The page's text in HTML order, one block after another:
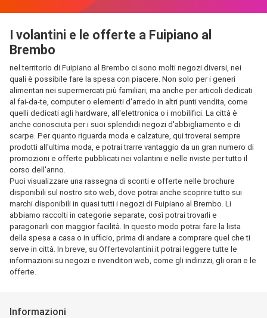
I volantini e le offerte a Fuipiano al
Brembo
nel territorio di Fuipiano al Brembo ci sono molti negozi diversi, nei
quali è possibile fare la spesa con piacere. Non solo per i generi
alimentari nei supermercati più familiari, ma anche per articoli dedicati
al fai-da-te, computer o elementi d'arredo in altri punti vendita, come
quelli dedicati agli hardware, all'elettronica o i mobilifici. La città è
anche conosciuta per i suoi splendidi negozi d'abbigliamento e di
scarpe. Per quanto riguarda moda e calzature, qui troverai sempre
prodotti all'ultima moda, e potrai trarre vantaggio da un gran numero di
promozioni e offerte pubblicati nei volantini e nelle riviste per tutto il
corso dell'anno.
Puoi visualizzare una rassegna di sconti e offerte nelle brochure
disponibili sul nostro sito web, dove potrai anche scoprire tutto sui
marchi disponibili in quasi tutti i negozi di Fuipiano al Brembo. Li
abbiamo raccolti in categorie separate, così potrai trovarli e
paragonarli con maggior facilità. In questo modo potrai fare la lista
della spesa a casa o in ufficio, prima di andare a comprare quel che ti
serve in città. In breve, su Offertevolantini.it potrai leggere tutte le
informazioni su negozi e rivenditori web, come gli indirizzi, gli orari e le
offerte.
Informazioni